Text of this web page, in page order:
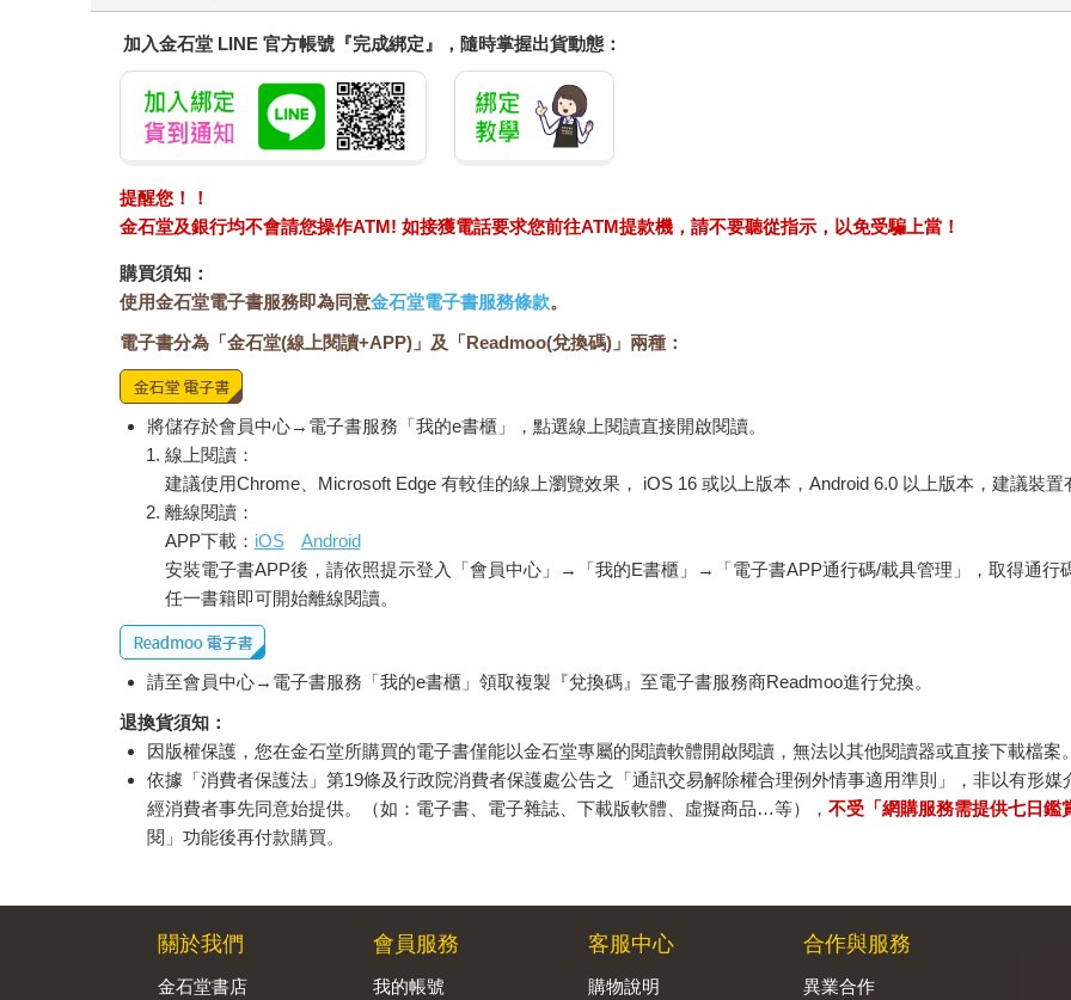
加入金石堂 LINE 官方帳號『完成綁定』，隨時掌握出貨動態：
提醒您！！
金石堂及銀行均不會請您操作ATM! 如接獲電話要求您前往ATM提款機，請不要聽從指示，以免受騙上當！
購買須知：
使用金石堂電子書服務即為同意金石堂電子書服務條款。
電子書分為「金石堂(線上閱讀+APP)」及「Readmoo(兌換碼)」兩種：
將儲存於會員中心→電子書服務「我的e書櫃」，點選線上閱讀直接開啟閱讀。
線上閱讀：
建議使用Chrome、Microsoft Edge 有較佳的線上瀏覽效果， iOS 16 或以上版本，Android 6.0 以上版本，建議裝置
離線閱讀：
APP下載： iOS
Android
安裝電子書APP後，請依照提示登入「會員中心」→「我的E書櫃」→「電子書APP通行碼/載具管理」，取得通行
任一書籍即可開始離線閱讀。
請至會員中心→電子書服務「我的e書櫃」領取複製『兌換碼』至電子書服務商Readmoo進行兌換。
退換貨須知：
因版權保護，您在金石堂所購買的電子書僅能以金石堂專屬的閱讀軟體開啟閱讀，無法以其他閱讀器或直接下載檔案。
依據「消費者保護法」第19條及行政院消費者保護處公告之「通訊交易解除權合理例外情事適用準則」，非以有形
經消費者事先同意始提供。（如：電子書、電子雜誌、下載版軟體、虛擬商品…等）， 不受「網購服務需提供七日鑑
閱」功能後再付款購買。
關於我們
金石堂書店
會員服務
我的帳號
客服中心
購物說明
合作與服務
異業合作